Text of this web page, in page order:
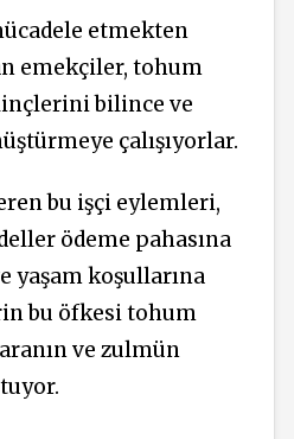
etmekten
emekçiler, tohum
bilince ve
çalışıyorlar.
bu işçi eylemleri,
ödeme pahasına
yaşam koşullarına
bu öfkesi tohum
ve zulmün